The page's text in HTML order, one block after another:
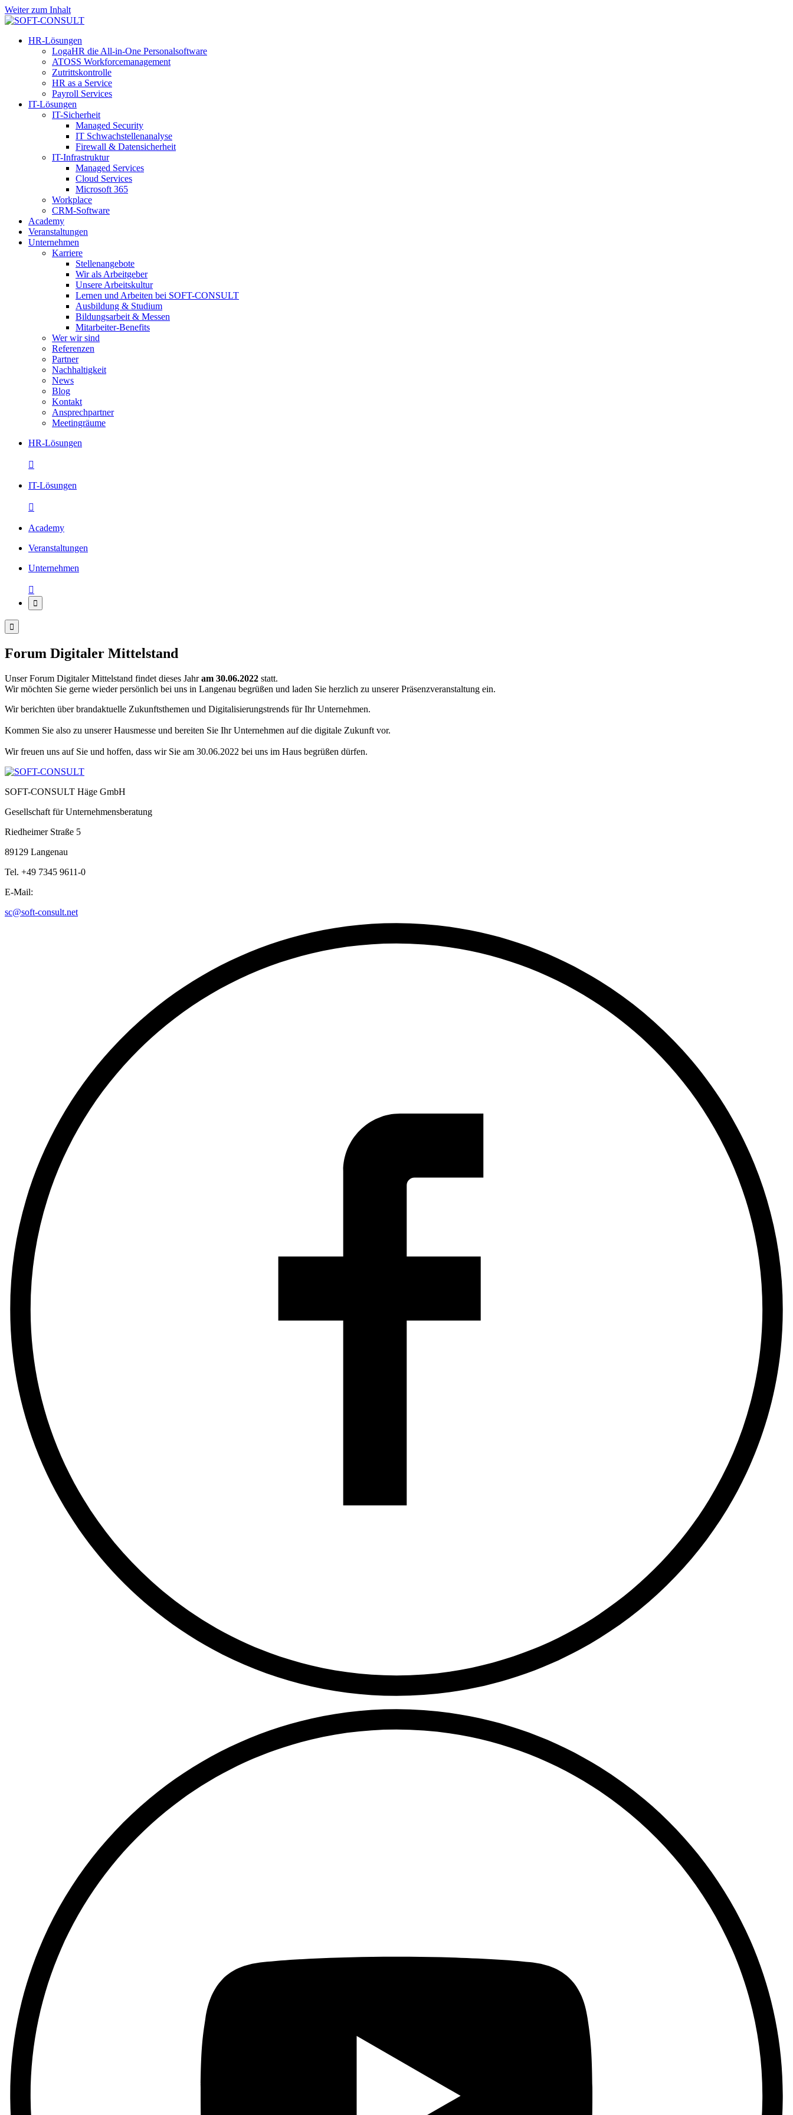
Weiter zum Inhalt
HR-Lösungen
LogaHR die All-in-One Personalsoftware
ATOSS Workforcemanagement
Zutrittskontrolle
HR as a Service
Payroll Services
IT-Lösungen
IT-Sicherheit
Managed Security
IT Schwachstellenanalyse
Firewall & Datensicherheit
IT-Infrastruktur
Managed Services
Cloud Services
Microsoft 365
Workplace
CRM-Software
Academy
Veranstaltungen
Unternehmen
Karriere
Stellenangebote
Wir als Arbeitgeber
Unsere Arbeitskultur
Lernen und Arbeiten bei SOFT-CONSULT
Ausbildung & Studium
Bildungsarbeit & Messen
Mitarbeiter-Benefits
Wer wir sind
Referenzen
Partner
Nachhaltigkeit
News
Blog
Kontakt
Ansprechpartner
Meetingräume
HR-Lösungen

IT-Lösungen

Academy
Veranstaltungen
Unternehmen



Forum Digitaler Mittelstand
Unser Forum Digitaler Mittelstand findet dieses Jahram 30.06.2022 statt.
Wir möchten Sie gerne wieder persönlich bei uns in Langenau begrüßen und laden Sie herzlich zu unserer Präsenzveranstaltung ein.
Wir berichten über brandaktuelle Zukunftsthemen und Digitalisierungstrends für Ihr Unternehmen.
Kommen Sie also zu unserer Hausmesse und bereiten Sie Ihr Unternehmen auf die digitale Zukunft vor.
Wir freuen uns auf Sie und hoffen, dass wir Sie am 30.06.2022 bei uns im Haus begrüßen dürfen.
SOFT-CONSULT Häge GmbH
Gesellschaft für Unternehmensberatung
Riedheimer Straße 5
89129 Langenau
Tel. +49 7345 9611-0
E-Mail:
sc@soft-consult.net